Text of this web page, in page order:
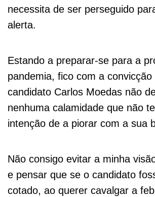
necessita de ser perseguido
alerta.
Estando a preparar-se para a
pandemia, fico com a convicção
candidato Carlos Moedas não
nenhuma calamidade que não
intenção de a piorar com a sua
Não consigo evitar a minha
e pensar que se o candidato
cotado, ao querer cavalgar a